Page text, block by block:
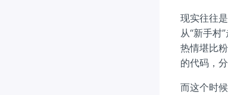
现实往往
从“新手村
热情堪比
的代码，
而这个时